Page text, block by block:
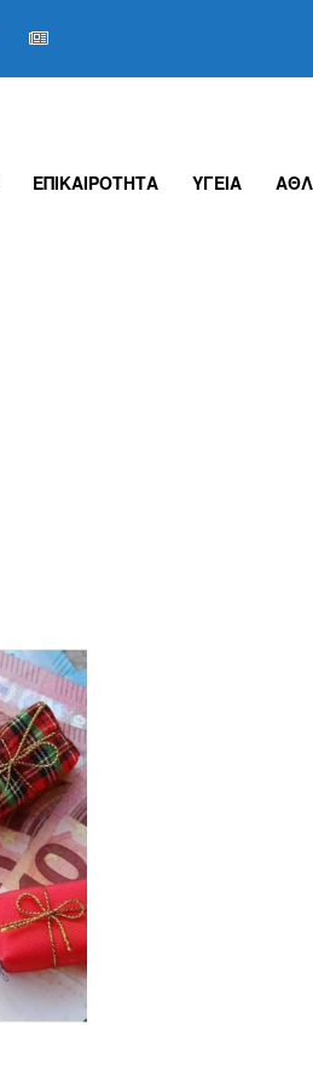
ΕΠΙΚΑΙΡΟΤΗΤΑ ΥΓΕΙΑ